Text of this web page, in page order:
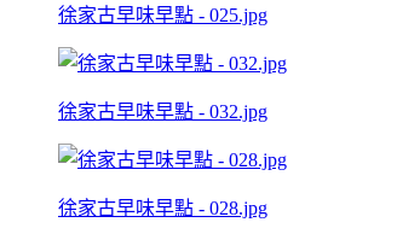
徐家古早味早點 - 025.jpg
徐家古早味早點 - 032.jpg
徐家古早味早點 - 028.jpg